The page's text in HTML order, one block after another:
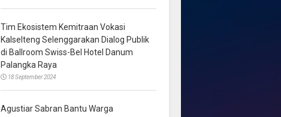
Tim Ekosistem Kemitraan Vokasi
Kalselteng Selenggarakan Dialog Publik
di Ballroom Swiss-Bel Hotel Danum
Palangka Raya
18 September 2024
Agustiar Sabran Bantu Warga